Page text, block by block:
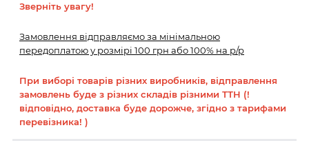
Зверніть увагу!
Замовлення відправляємо за мінімальною
передоплатою у розмірі 100 грн або 100% на р/р
При виборі товарів різних виробників, відправлення
замовлень буде з різних складів різними ТТН (!
відповідно, доставка буде дорожче, згідно з тарифами
перевізника! )